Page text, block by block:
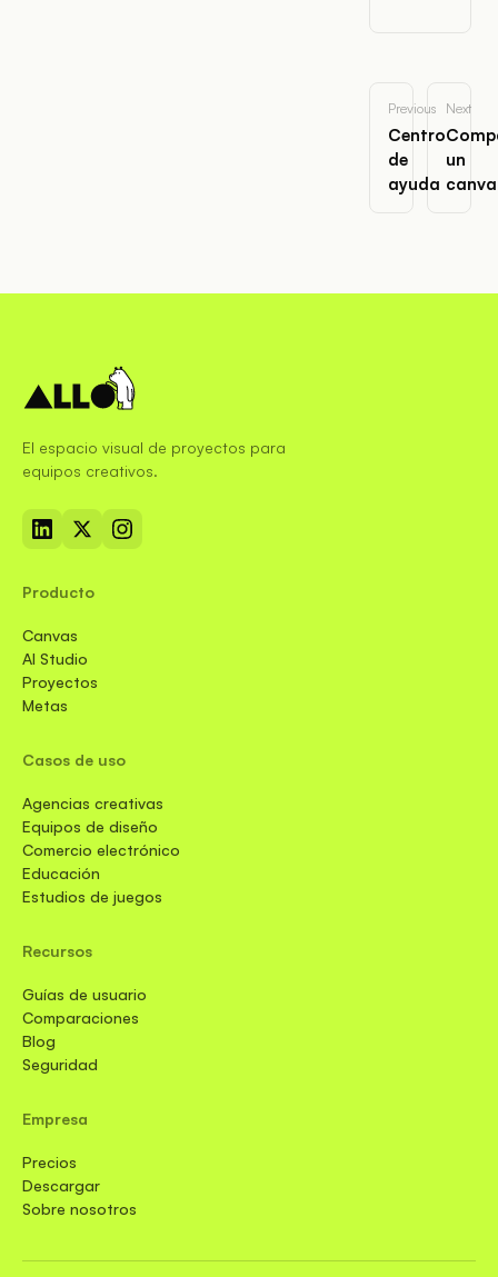
Previous
Centro
de
ayuda
Next
un
El espacio visual de proyectos para
equipos creativos.
Producto
Canvas
AI Studio
Proyectos
Metas
Casos de uso
Agencias creativas
Equipos de diseño
Comercio electrónico
Educación
Estudios de juegos
Recursos
Guías de usuario
Comparaciones
Blog
Seguridad
Empresa
Precios
Descargar
Sobre nosotros